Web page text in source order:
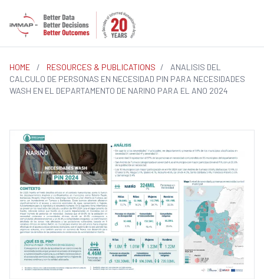
HOME / RESOURCES & PUBLICATIONS /
ANALISIS DEL
CALCULO DE PERSONAS EN NECESIDAD PIN PARA NECESIDADES
WASH EN EL DEPARTAMENTO DE NARINO PARA EL ANO 2024